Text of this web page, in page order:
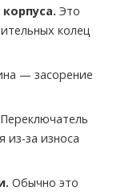
Это
колец
— засорение
Переключатель
из-за износа
Обычно это